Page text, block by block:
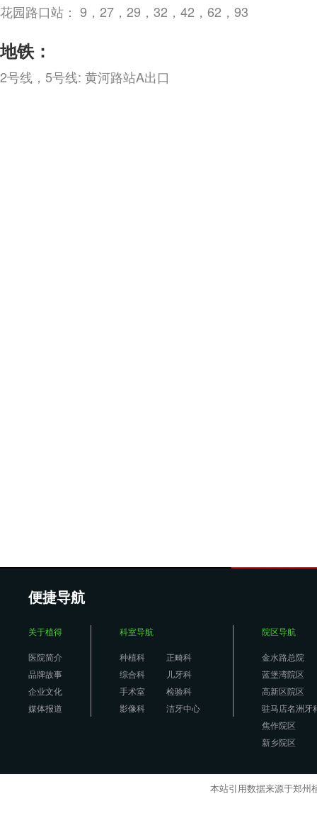
花园路口站： 9，27，29，32，42，62，93
地铁：
2号线，5号线: 黄河路站A出口
便捷导航
关于植得
医院简介
品牌故事
企业文化
媒体报道
科室导航
种植科
正畸科
综合科
儿牙科
手术室
检验科
影像科
洁牙中心
院区导航
金水路总院
蓝堡湾院区
高新区院区
驻马店名洲牙
焦作院区
新乡院区
本站引用数据来源于郑州